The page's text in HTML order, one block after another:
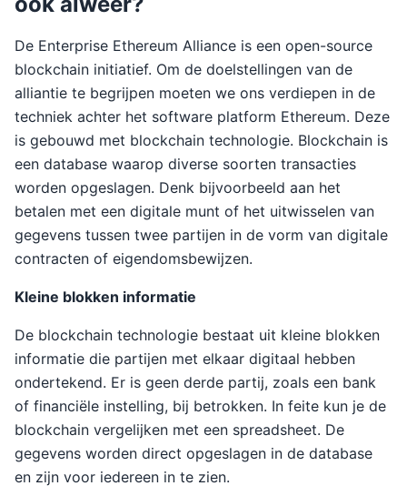
De Enterprise Ethereum Alliance is een open-source
blockchain initiatief. Om de doelstellingen van de
alliantie te begrijpen moeten we ons verdiepen in de
techniek achter het software platform Ethereum. Deze
is gebouwd met blockchain technologie. Blockchain is
een database waarop diverse soorten transacties
worden opgeslagen. Denk bijvoorbeeld aan het
betalen met een digitale munt of het uitwisselen van
gegevens tussen twee partijen in de vorm van digitale
contracten of eigendomsbewijzen.
Kleine blokken informatie
De blockchain technologie bestaat uit kleine blokken
informatie die partijen met elkaar digitaal hebben
ondertekend. Er is geen derde partij, zoals een bank
of financiële instelling, bij betrokken. In feite kun je de
blockchain vergelijken met een spreadsheet. De
gegevens worden direct opgeslagen in de database
en zijn voor iedereen in te zien.